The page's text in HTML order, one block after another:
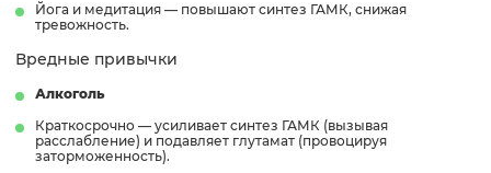
Йога и медитация — повышают синтез ГАМК, снижая
тревожность.
Вредные привычки
Алкоголь
Краткосрочно — усиливает синтез ГАМК (вызывая
расслабление) и подавляет глутамат (провоцируя
заторможенность).